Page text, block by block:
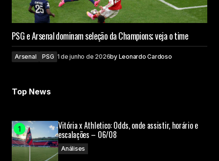
PSG e Arsenal dominam seleção da Champions; veja o time
Arsenal PSG 1 de junho de 2026by Leonardo Cardoso
Top News
Vitória x Athletico: Odds, onde assistir, horário e
escalações – 06/08
Análises